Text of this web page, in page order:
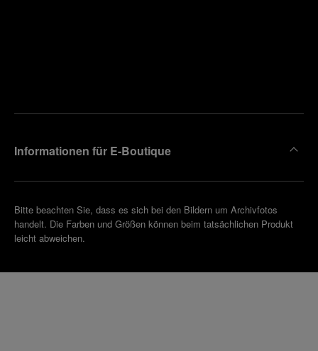
Informationen für E-Boutique
Bitte beachten Sie, dass es sich bei den Bildern um Archivfotos
handelt. Die Farben und Größen können beim tatsächlichen Produkt
leicht abweichen.